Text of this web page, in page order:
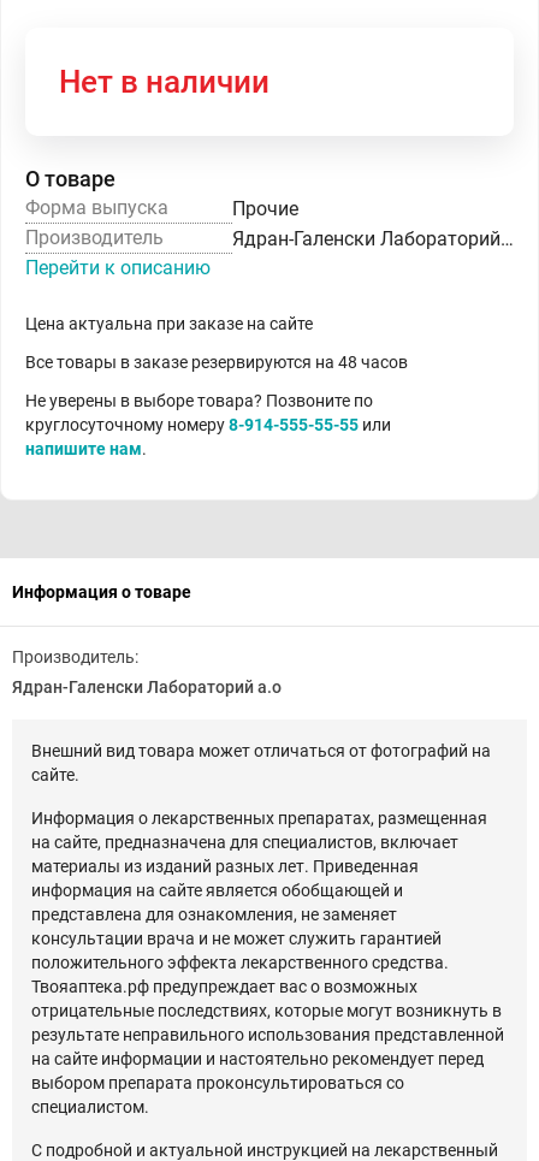
Нет в наличии
О товаре
Форма выпуска
Прочие
Производитель
Ядран-Галенски Лабораторий а.о
Перейти к описанию
Цена актуальна при заказе на сайте
Все товары в заказе резервируются на 48 часов
Не уверены в выборе товара? Позвоните по
круглосуточному номеру8-914-555-55-55 или
напишите нам.
Информация о товаре
Производитель:
Ядран-Галенски Лабораторий а.о
Внешний вид товара может отличаться от фотографий на
сайте.
Информация о лекарственных препаратах, размещенная
на сайте, предназначена для специалистов, включает
материалы из изданий разных лет. Приведенная
информация на сайте является обобщающей и
представлена для ознакомления, не заменяет
консультации врача и не может служить гарантией
положительного эффекта лекарственного средства.
Твояаптека.рф предупреждает вас о возможных
отрицательные последствиях, которые могут возникнуть в
результате неправильного использования представленной
на сайте информации и настоятельно рекомендует перед
выбором препарата проконсультироваться со
специалистом.
С подробной и актуальной инструкцией на лекарственный